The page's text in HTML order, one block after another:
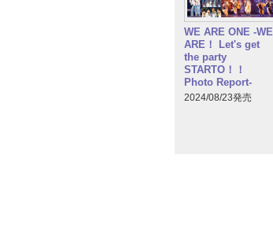
WE ARE ONE -WE
ARE！ Let's get
the party
STARTO！！
Photo Report-
2024/08/23発売